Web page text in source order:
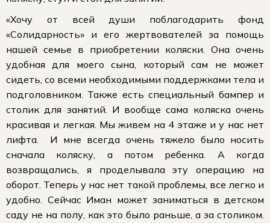
«Хочу от всей души поблагодарить фонд
«Солидарность» и его жертвователей за помощь
нашей семье в приобретении коляски. Она очень
удобная для моего сына, который сам не может
сидеть, со всеми необходимыми поддержками тела и
подголовником. Также есть специальный бампер и
столик для занятий. И вообще сама коляска очень
красивая и легкая. Мы живем на 4 этаже и у нас нет
лифта. И мне всегда очень тяжело было носить
сначала коляску, а потом ребенка. А когда
возвращались, я проделывала эту операцию на
оборот. Теперь у нас нет такой проблемы, все легко и
удобно. Сейчас Иман может заниматься в детском
саду не на полу, как это было раньше, а за столиком.